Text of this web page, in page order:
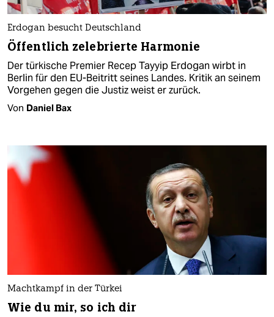
Erdogan besucht Deutschland
Öffentlich zelebrierte Harmonie
Der türkische Premier Recep Tayyip Erdogan wirbt in
Berlin für den EU-Beitritt seines Landes. Kritik an seinem
Vorgehen gegen die Justiz weist er zurück.
Von Daniel Bax
Machtkampf in der Türkei
Wie du mir, so ich dir